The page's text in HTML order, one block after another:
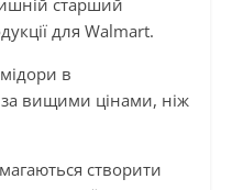
старший
для Walmart.
в
вищими цінами, ніж
створити